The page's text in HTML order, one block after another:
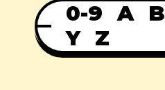
0-9 A B
Y Z